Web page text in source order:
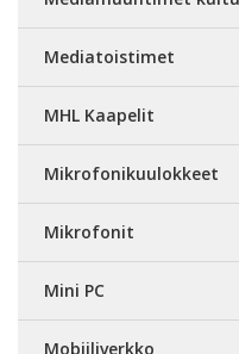
Mediatoistimet
MHL Kaapelit
Mikrofonikuulokkeet
Mikrofonit
Mini PC
Mobiiliverkko